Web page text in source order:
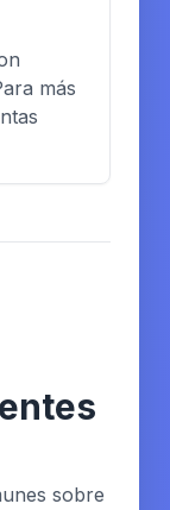
más
sobre